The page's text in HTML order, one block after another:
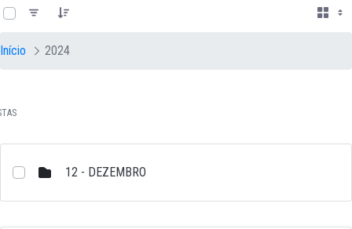
Início 2024
12 - DEZEMBRO